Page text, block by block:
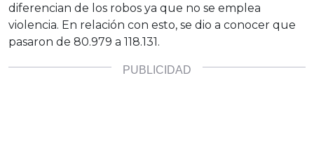
diferencian de los robos ya que no se emplea
violencia. En relación con esto, se dio a conocer que
pasaron de 80.979 a 118.131.